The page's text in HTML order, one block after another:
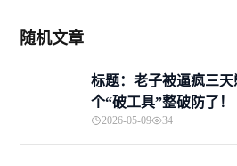
随机文章
标题：老子被逼疯三
个“破工具”整破防了！
2026-05-09 34